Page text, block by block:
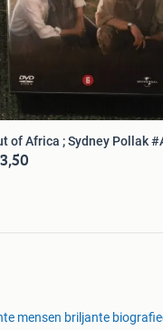
of Africa ; Sydney Pollak
mensen briljante